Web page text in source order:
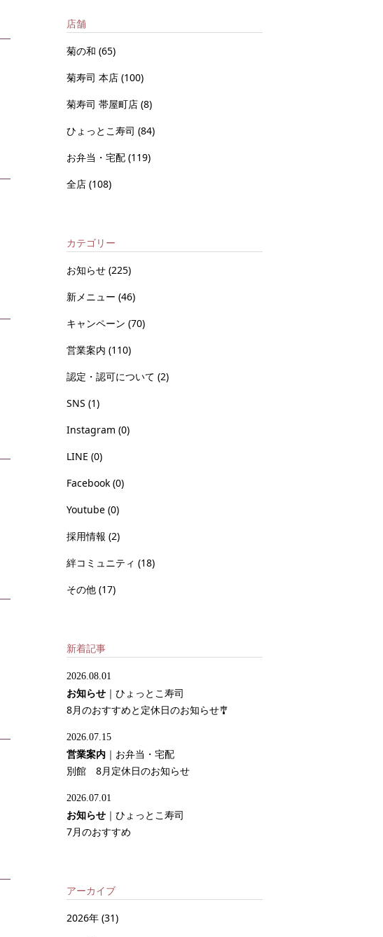
店舗
菊の和 (65)
菊寿司 本店 (100)
菊寿司 帯屋町店 (8)
ひょっとこ寿司 (84)
お弁当・宅配 (119)
全店 (108)
カテゴリー
お知らせ (225)
新メニュー (46)
キャンペーン (70)
営業案内 (110)
認定・認可について (2)
SNS (1)
Instagram (0)
LINE (0)
Facebook (0)
Youtube (0)
採用情報 (2)
絆コミュニティ (18)
その他 (17)
新着記事
2026.08.01
お知らせ ｜ ひょっとこ寿司
8月のおすすめと定休日のお知らせ🎐
2026.07.15
営業案内 ｜ お弁当・宅配
別館 8月定休日のお知らせ
2026.07.01
お知らせ ｜ ひょっとこ寿司
7月のおすすめ
アーカイブ
2026年 (31)